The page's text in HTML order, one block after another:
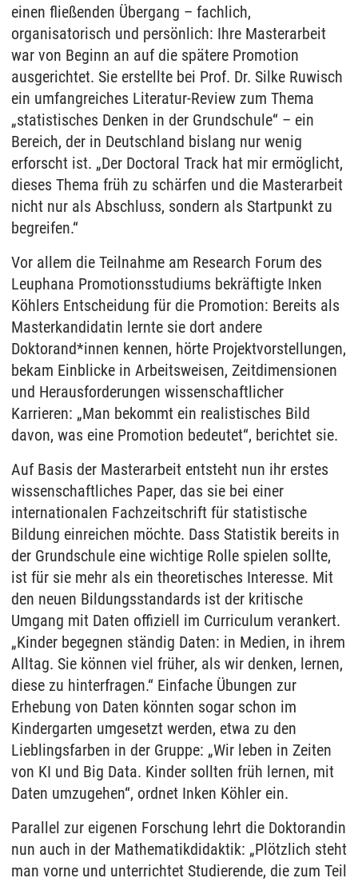
einen fließenden Übergang – fachlich,
organisatorisch und persönlich: Ihre Masterarbeit
war von Beginn an auf die spätere Promotion
ausgerichtet. Sie erstellte bei Prof. Dr. Silke Ruwisch
ein umfangreiches Literatur-Review zum Thema
„statistisches Denken in der Grundschule“ – ein
Bereich, der in Deutschland bislang nur wenig
erforscht ist. „Der Doctoral Track hat mir ermöglicht,
dieses Thema früh zu schärfen und die Masterarbeit
nicht nur als Abschluss, sondern als Startpunkt zu
begreifen.“
Vor allem die Teilnahme am Research Forum des
Leuphana Promotionsstudiums bekräftigte Inken
Köhlers Entscheidung für die Promotion: Bereits als
Masterkandidatin lernte sie dort andere
Doktorand*innen kennen, hörte Projektvorstellungen,
bekam Einblicke in Arbeitsweisen, Zeitdimensionen
und Herausforderungen wissenschaftlicher
Karrieren: „Man bekommt ein realistisches Bild
davon, was eine Promotion bedeutet“, berichtet sie.
Auf Basis der Masterarbeit entsteht nun ihr erstes
wissenschaftliches Paper, das sie bei einer
internationalen Fachzeitschrift für statistische
Bildung einreichen möchte. Dass Statistik bereits in
der Grundschule eine wichtige Rolle spielen sollte,
ist für sie mehr als ein theoretisches Interesse. Mit
den neuen Bildungsstandards ist der kritische
Umgang mit Daten offiziell im Curriculum verankert.
„Kinder begegnen ständig Daten: in Medien, in ihrem
Alltag. Sie können viel früher, als wir denken, lernen,
diese zu hinterfragen.“ Einfache Übungen zur
Erhebung von Daten könnten sogar schon im
Kindergarten umgesetzt werden, etwa zu den
Lieblingsfarben in der Gruppe: „Wir leben in Zeiten
von KI und Big Data. Kinder sollten früh lernen, mit
Daten umzugehen“, ordnet Inken Köhler ein.
Parallel zur eigenen Forschung lehrt die Doktorandin
nun auch in der Mathematikdidaktik: „Plötzlich steht
man vorne und unterrichtet Studierende, die zum Teil